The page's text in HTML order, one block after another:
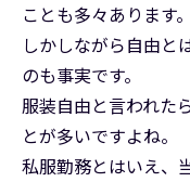
ことも多々あります。
しかしながら自由と
のも事実です。
服装自由と言われた
とが多いですよね。
私服勤務とはいえ、